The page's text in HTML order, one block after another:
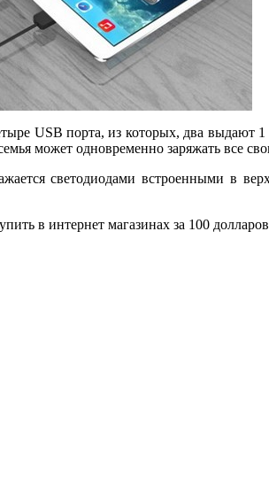
USB порта, из которых, два выдают
может одновременно заряжать все
светодиодами встроенными в
в интернет магазинах за 100